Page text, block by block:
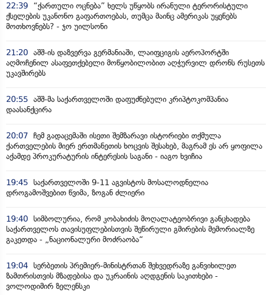
22:39
“ქართული ოცნება” ხელს უწყობს ირანული ტერორისტული
ქსელების უკანონო გაფართოებას, თუმცა მაინც ამერიკას უყენებს
მოთხოვნებს? - ჯო უილსონი
21:20 აშშ-ის დაზვერვა გერმანიაში, ლაიფციგის აეროპორტში
აღმოჩენილ ასაფეთქებელი მოწყობილობით აღჭურვილ დრონს რუსეთს
უკავშირებს
20:55 აშშ-მა საქართველოში დაფუძნებული კრიპტოკომპანია
დაასანქცირა
20:07 ჩემ გადაცემაში ისეთი შემზარავი ისტორიები თქმულა
ქართველების მიერ ერთმანეთის ხოცვის შესახებ, მაგრამ ეს არ ყოფილა
აქამდე პროკურატურის ინტერესის საგანი - იაგო ხვიჩია
19:45 საქართველოში 9-11 აგვისტოს მოსალოდნელია
დროგამოშვებით წვიმა, ზოგან ძლიერი
19:40 სიმბოლურია, რომ კობახიძის მოღალატეობრივი განცხადება
საქართველოს თავისუფლებისთვის შეწირული გმირების მემორიალზე
გაკეთდა - „ნაციონალური მოძრაობა“
19:04 სერბეთის პრემიერ-მინისტრთან შეხვედრაზე განვიხილეთ
ზამთრისთვის მზადებისა და უკრაინის აღდგენის საკითხები -
ვოლოდიმირ ზელენსკი